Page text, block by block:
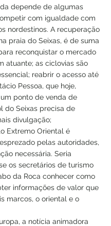
depende de algumas
com igualdade com
nordestinos. A recuperação
praia do Seixas, é de suma
reconquistar o mercado
atuante; as ciclovias são
reabrir o acesso até
Pessoa, que hoje,
ponto de venda de
do Seixas precisa de
divulgação;
Extremo Oriental é
pelas autoridades,
necessária. Seria
os secretários de turismo
da Roca conhecer como
informações de valor que
marcos, o oriental e o
a notícia animadora